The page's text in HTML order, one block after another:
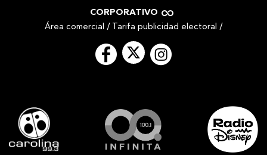
CORPORATIVO
Área comercial / Tarifa publicidad electoral /